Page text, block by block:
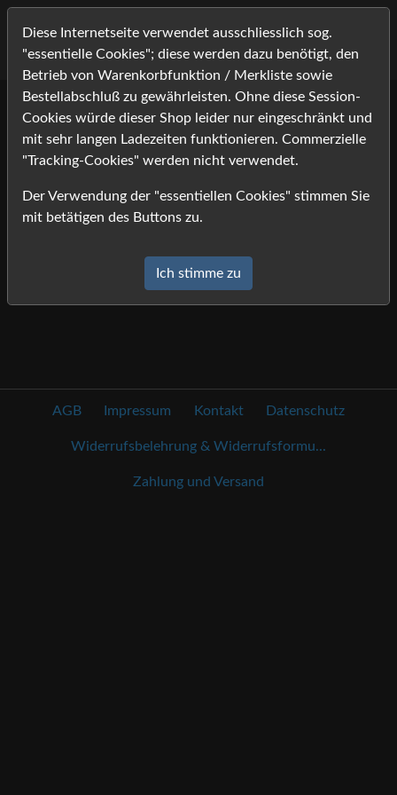
Lightbox
Die Lightbox ist leer.
Diese Internetseite verwendet ausschliesslich sog.
"essentielle Cookies"; diese werden dazu benötigt, den
Betrieb von Warenkorbfunktion / Merkliste sowie
Bestellabschluß zu gewährleisten. Ohne diese Session-
Cookies würde dieser Shop leider nur eingeschränkt und
mit sehr langen Ladezeiten funktionieren. Commerzielle
"Tracking-Cookies" werden nicht verwendet.
Der Verwendung der "essentiellen Cookies" stimmen Sie
mit betätigen des Buttons zu.
Ich stimme zu
AGB Impressum Kontakt Datenschutz
Widerrufsbelehrung & Widerrufsformu...
Zahlung und Versand